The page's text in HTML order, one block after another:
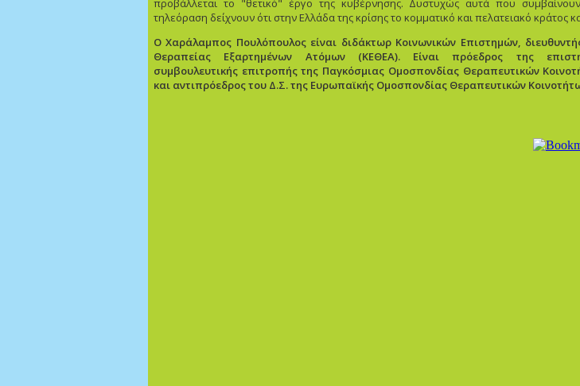
προβάλλεται το "θετικό" έργο της κυβέρνησης. Δυστυχώς αυτά που
τηλεόραση δείχνουν ότι στην Ελλάδα της κρίσης το κομματικό και πελατειακό κράτος
Ο Χαράλαμπος Πουλόπουλος είναι διδάκτωρ Κοινωνικών Επιστημών,
Θεραπείας Εξαρτημένων Ατόμων (ΚΕΘΕΑ). Είναι πρόεδρος της
συμβουλευτικής επιτροπής της Παγκόσμιας Ομοσπονδίας Θεραπευτικών
και αντιπρόεδρος του Δ.Σ. της Ευρωπαϊκής Ομοσπονδίας Θεραπευτικών